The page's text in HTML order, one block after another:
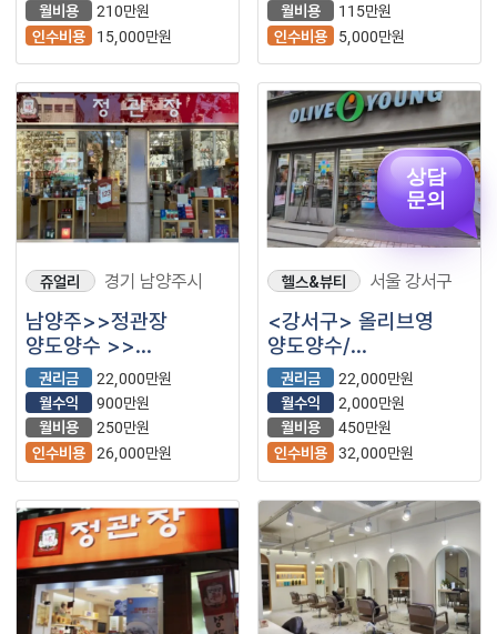
월비용
210만원
인수비용
15,000만원
월비용
115만원
인수비용
5,000만원
쥬얼리 경기 남양주시
남양주>>정관장
양도양수 >>
풀오토운영매장>>
투잡가능>>
시니어창업추천
권리금
22,000만원
월수익
900만원
월비용
250만원
인수비용 26,000만원
헬스&뷰티 서울 강서구
<강서구> 올리브영
양도양수/
여성분추천사업/
풀오토매장
권리금
22,000만원
월수익
2,000만원
월비용
450만원
인수비용 32,000만원
상담
문의